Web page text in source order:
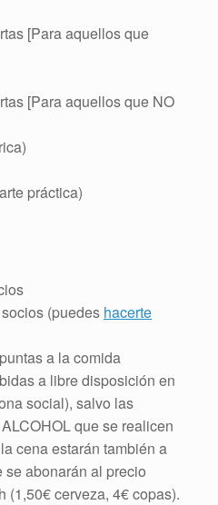
[Para aquellos que
[Para aquellos que NO
práctica)
(puedes hacerte
a la comida
a libre disposición en
social), salvo las
que se realicen
cena estarán también a
abonarán al precio
(1,50€ cerveza, 4€ copas).